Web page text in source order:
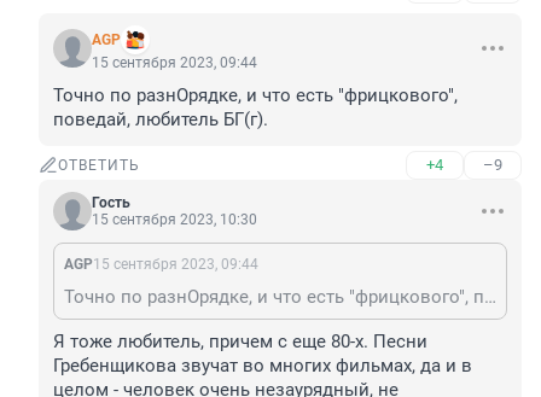
AGP
15 сентября 2023, 09:44
Точно по разнОрядке, и что есть "фрицкового",
поведай, любитель БГ(г).
ОТВЕТИТЬ +4 –9
Гость
15 сентября 2023, 10:30
AGP15 сентября 2023, 09:44
Точно по разнОрядке, и что есть "фрицкового", поведай, любитель БГ(г).
Я тоже любитель, причем с еще 80-х. Песни
Гребенщикова звучат во многих фильмах, да и в
целом - человек очень незаурядный, не